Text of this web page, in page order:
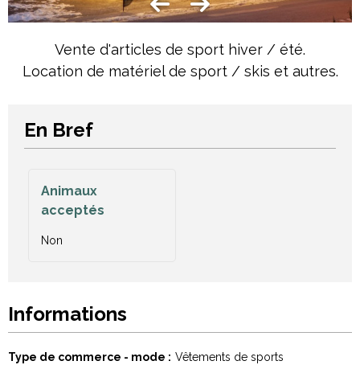
Vente d'articles de sport hiver / été.
Location de matériel de sport / skis et autres.
En Bref
Animaux
acceptés
Non
Informations
Type de commerce - mode
Vêtements de sports